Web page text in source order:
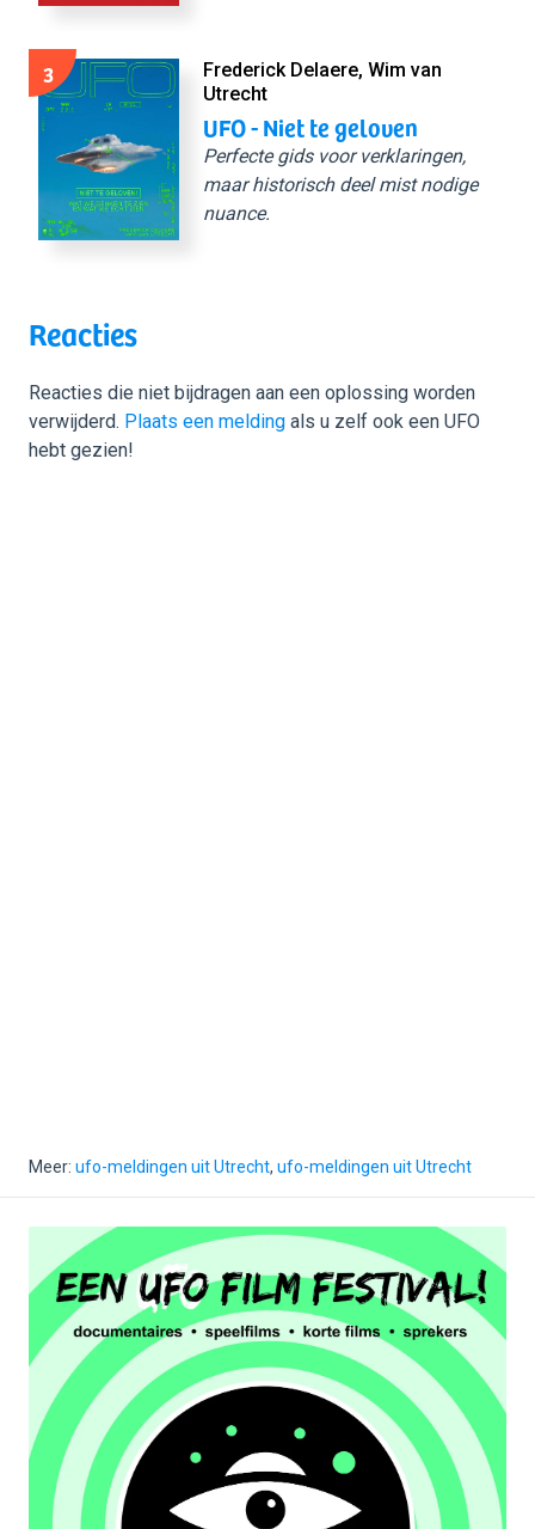
3
Frederick Delaere, Wim van
Utrecht
UFO - Niet te geloven
Perfecte gids voor verklaringen,
maar historisch deel mist nodige
nuance.
Reacties
Reacties die niet bijdragen aan een oplossing worden
verwijderd. Plaats een melding als u zelf ook een UFO
hebt gezien!
Meer: ufo-meldingen uit Utrecht, ufo-meldingen uit Utrecht